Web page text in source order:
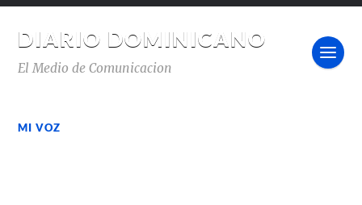
DIARIO DOMINICANO
El Medio de Comunicacion
MI VOZ